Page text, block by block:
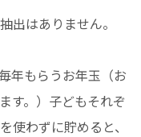
出はありません。
年もらうお年玉（お
す。）子どもそれぞ
使わずに貯めると、